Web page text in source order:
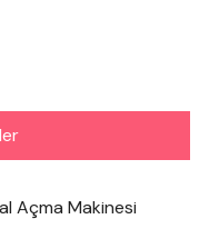
Açma Makinesi